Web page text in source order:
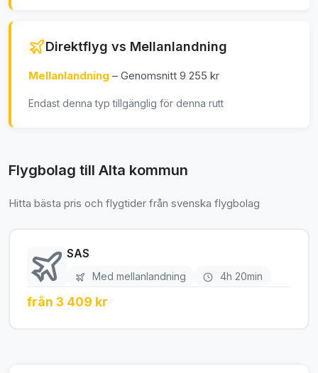
Direktflyg vs Mellanlandning
Mellanlandning – Genomsnitt 9 255 kr
Endast denna typ tillgänglig för denna rutt
Flygbolag till Alta kommun
Hitta bästa pris och flygtider från svenska flygbolag
SAS
Med mellanlandning 4h 20min
från 3 409 kr